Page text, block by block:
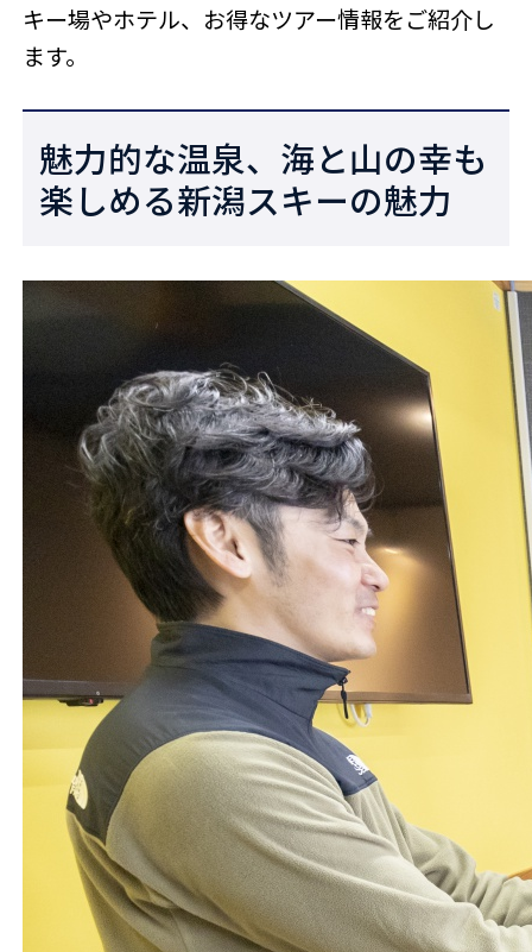
キー場やホテル、お得なツアー情報をご紹介し
ます。
魅力的な温泉、海と山の幸も
楽しめる新潟スキーの魅力